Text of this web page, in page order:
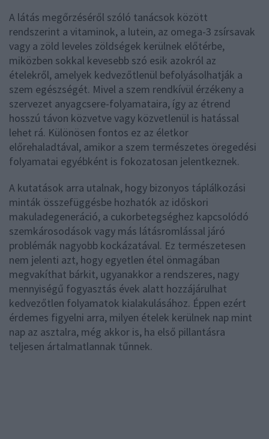
A látás megőrzéséről szóló tanácsok között
rendszerint a vitaminok, a lutein, az omega-3 zsírsavak
vagy a zöld leveles zöldségek kerülnek előtérbe,
miközben sokkal kevesebb szó esik azokról az
ételekről, amelyek kedvezőtlenül befolyásolhatják a
szem egészségét. Mivel a szem rendkívül érzékeny a
szervezet anyagcsere-folyamataira, így az étrend
hosszú távon közvetve vagy közvetlenül is hatással
lehet rá. Különösen fontos ez az életkor
előrehaladtával, amikor a szem természetes öregedési
folyamatai egyébként is fokozatosan jelentkeznek.
A kutatások arra utalnak, hogy bizonyos táplálkozási
minták összefüggésbe hozhatók az időskori
makuladegeneráció, a cukorbetegséghez kapcsolódó
szemkárosodások vagy más látásromlással járó
problémák nagyobb kockázatával. Ez természetesen
nem jelenti azt, hogy egyetlen étel önmagában
megvakíthat bárkit, ugyanakkor a rendszeres, nagy
mennyiségű fogyasztás évek alatt hozzájárulhat
kedvezőtlen folyamatok kialakulásához. Éppen ezért
érdemes figyelni arra, milyen ételek kerülnek nap mint
nap az asztalra, még akkor is, ha első pillantásra
teljesen ártalmatlannak tűnnek.